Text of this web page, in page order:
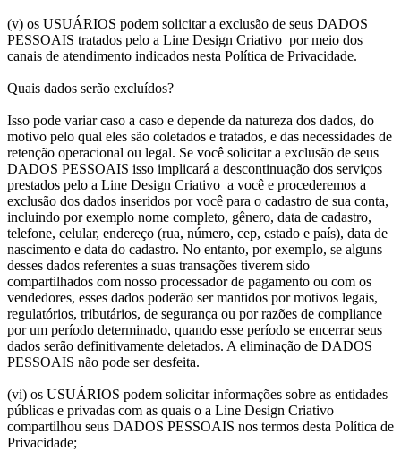
(v) os USUÁRIOS podem solicitar a exclusão de seus DADOS
PESSOAIS tratados pelo a Line Design Criativo por meio dos
canais de atendimento indicados nesta Política de Privacidade.
Quais dados serão excluídos?
Isso pode variar caso a caso e depende da natureza dos dados, do
motivo pelo qual eles são coletados e tratados, e das necessidades de
retenção operacional ou legal. Se você solicitar a exclusão de seus
DADOS PESSOAIS isso implicará a descontinuação dos serviços
prestados pelo a Line Design Criativo a você e procederemos a
exclusão dos dados inseridos por você para o cadastro de sua conta,
incluindo por exemplo nome completo, gênero, data de cadastro,
telefone, celular, endereço (rua, número, cep, estado e país), data de
nascimento e data do cadastro. No entanto, por exemplo, se alguns
desses dados referentes a suas transações tiverem sido
compartilhados com nosso processador de pagamento ou com os
vendedores, esses dados poderão ser mantidos por motivos legais,
regulatórios, tributários, de segurança ou por razões de compliance
por um período determinado, quando esse período se encerrar seus
dados serão definitivamente deletados. A eliminação de DADOS
PESSOAIS não pode ser desfeita.
(vi) os USUÁRIOS podem solicitar informações sobre as entidades
públicas e privadas com as quais o a Line Design Criativo
compartilhou seus DADOS PESSOAIS nos termos desta Política de
Privacidade;